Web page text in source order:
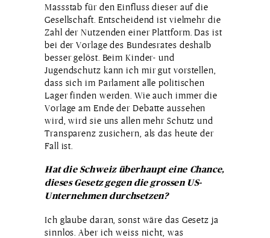
Massstab für den Einfluss dieser auf die
Gesellschaft. Entscheidend ist vielmehr die
Zahl der Nutzenden einer Plattform. Das ist
bei der Vorlage des Bundesrates deshalb
besser gelöst. Beim Kinder- und
Jugendschutz kann ich mir gut vorstellen,
dass sich im Parlament alle politischen
Lager finden werden. Wie auch immer die
Vorlage am Ende der Debatte aussehen
wird, wird sie uns allen mehr Schutz und
Transparenz zusichern, als das heute der
Fall ist.
Hat die Schweiz überhaupt eine Chance,
dieses Gesetz gegen die grossen US-
Unternehmen durchsetzen?
Ich glaube daran, sonst wäre das Gesetz ja
sinnlos. Aber ich weiss nicht, was